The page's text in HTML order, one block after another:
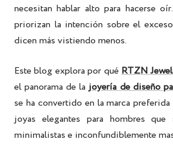
necesitan hablar alto para hacerse
priorizan la intención sobre el
dicen más vistiendo menos.
Este blog explora por qué RTZN
el panorama de la joyería de diseño
se ha convertido en la marca
joyas elegantes para hombres que
minimalistas e inconfundiblemente